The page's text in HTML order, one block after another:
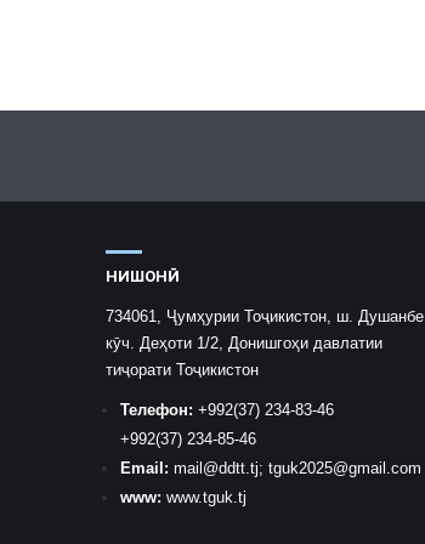
НИШОНӢ
734061, Ҷумҳурии Тоҷикистон, ш. Душанбе,
кӯч. Деҳоти 1/2, Донишгоҳи давлатии
тиҷорати Тоҷикистон
Телефон: +992(37) 234-83-46
+992(37) 234-85-46
Email: mail@ddtt.tj; tguk2025@gmail.com
www: www.tguk.tj